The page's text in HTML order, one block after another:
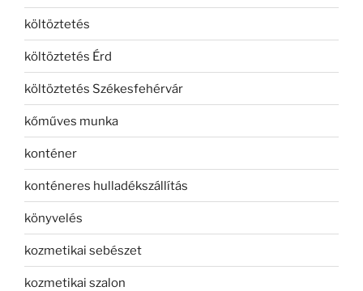
költöztetés
költöztetés Érd
költöztetés Székesfehérvár
kőműves munka
konténer
konténeres hulladékszállítás
könyvelés
kozmetikai sebészet
kozmetikai szalon